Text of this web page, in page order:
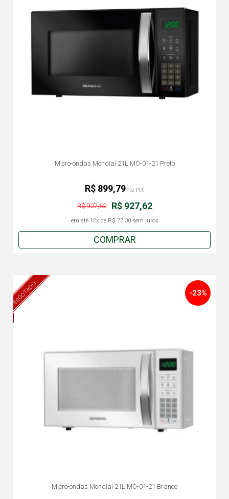
Micro-ondas Mondial 21L MO-01-21 Preto
R$ 927,62
R$ 927,62
em até 12x de R$ 77,30sem juros
R$ 899,79 no PIX
COMPRAR
ESGOTADO
Micro-ondas Mondial 21L MO-01-21 Branco
-23%